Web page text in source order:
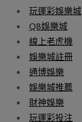
玩運彩娛樂城
Q8娛樂城
線上老虎機
娛樂城註冊
通博娛樂
娛樂城推薦
財神娛樂
玩運彩投注